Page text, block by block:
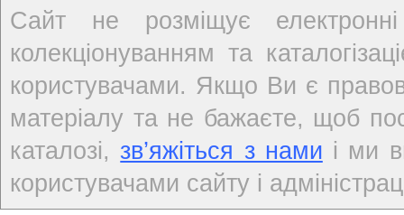
Сайт не розміщує
колекціонуванням та
користувачами. Якщо Ви є
матеріалу та не бажаєте, щоб
каталозі,зв’яжіться з нами і ми
користувачами сайту і